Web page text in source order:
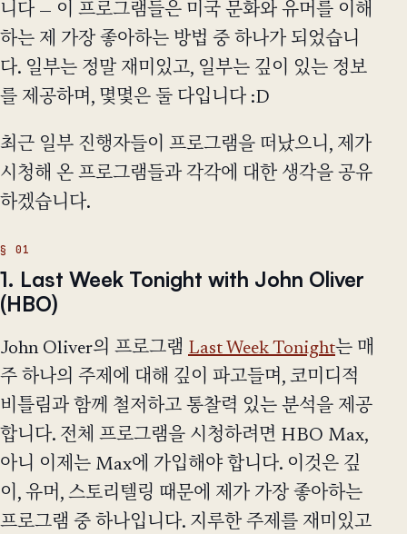
니다 — 이 프로그램들은 미국 문화와 유머를 이해
하는 제 가장 좋아하는 방법 중 하나가 되었습니
다. 일부는 정말 재미있고, 일부는 깊이 있는 정보
를 제공하며, 몇몇은 둘 다입니다 :D
최근 일부 진행자들이 프로그램을 떠났으니, 제가
시청해 온 프로그램들과 각각에 대한 생각을 공유
하겠습니다.
1. Last Week Tonight with John Oliver
(HBO)
John Oliver의 프로그램 Last Week Tonight는 매
주 하나의 주제에 대해 깊이 파고들며, 코미디적
비틀림과 함께 철저하고 통찰력 있는 분석을 제공
합니다. 전체 프로그램을 시청하려면 HBO Max,
아니 이제는 Max에 가입해야 합니다. 이것은 깊
이, 유머, 스토리텔링 때문에 제가 가장 좋아하는
프로그램 중 하나입니다. 지루한 주제를 재미있고